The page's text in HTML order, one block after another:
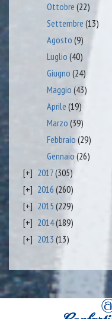
Ottobre (22)
Settembre (13)
Agosto (9)
Luglio (40)
Giugno (24)
Maggio (43)
Aprile (19)
Marzo (39)
Febbraio (29)
Gennaio (26)
2017(305)
2016 (260)
2015 (229)
2014(189)
2013 (13)